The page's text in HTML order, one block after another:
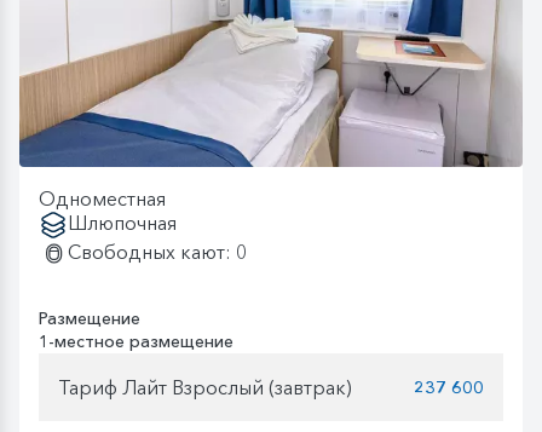
Одноместная
Шлюпочная
Свободных кают: 0
Размещение
1-местное размещение
Тариф Лайт Взрослый (завтрак) 237 600